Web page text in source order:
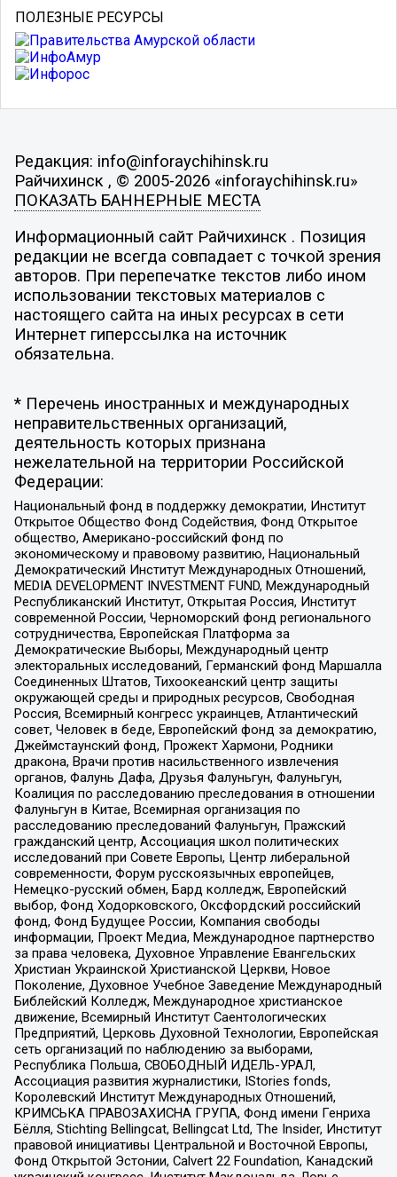
ПОЛЕЗНЫЕ РЕСУРСЫ
Редакция: info@inforaychihinsk.ru
Райчихинск , © 2005-2026 «inforaychihinsk.ru»
ПОКАЗАТЬ БАННЕРНЫЕ МЕСТА
Информационный сайт Райчихинск . Позиция
редакции не всегда совпадает с точкой зрения
авторов. При перепечатке текстов либо ином
использовании текстовых материалов с
настоящего сайта на иных ресурсах в сети
Интернет гиперссылка на источник
обязательна.
* Перечень иностранных и международных
неправительственных организаций,
деятельность которых признана
нежелательной на территории Российской
Федерации:
Национальный фонд в поддержку демократии, Институт
Открытое Общество Фонд Содействия, Фонд Открытое
общество, Американо-российский фонд по
экономическому и правовому развитию, Национальный
Демократический Институт Международных Отношений,
MEDIA DEVELOPMENT INVESTMENT FUND, Международный
Республиканский Институт, Открытая Россия, Институт
современной России, Черноморский фонд регионального
сотрудничества, Европейская Платформа за
Демократические Выборы, Международный центр
электоральных исследований, Германский фонд Маршалла
Соединенных Штатов, Тихоокеанский центр защиты
окружающей среды и природных ресурсов, Свободная
Россия, Всемирный конгресс украинцев, Атлантический
совет, Человек в беде, Европейский фонд за демократию,
Джеймстаунский фонд, Прожект Хармони, Родники
дракона, Врачи против насильственного извлечения
органов, Фалунь Дафа, Друзья Фалуньгун, Фалуньгун,
Коалиция по расследованию преследования в отношении
Фалуньгун в Китае, Всемирная организация по
расследованию преследований Фалуньгун, Пражский
гражданский центр, Ассоциация школ политических
исследований при Совете Европы, Центр либеральной
современности, Форум русскоязычных европейцев,
Немецко-русский обмен, Бард колледж, Европейский
выбор, Фонд Ходорковского, Оксфордский российский
фонд, Фонд Будущее России, Компания свободы
информации, Проект Медиа, Международное партнерство
за права человека, Духовное Управление Евангельских
Христиан Украинской Христианской Церкви, Новое
Поколение, Духовное Учебное Заведение Международный
Библейский Колледж, Международное христианское
движение, Всемирный Институт Саентологических
Предприятий, Церковь Духовной Технологии, Европейская
сеть организаций по наблюдению за выборами,
Республика Польша, СВОБОДНЫЙ ИДЕЛЬ-УРАЛ,
Ассоциация развития журналистики, IStories fonds,
Королевский Институт Международных Отношений,
КРИМСЬКА ПРАВОЗАХИСНА ГРУПА, Фонд имени Генриха
Бёлля, Stichting Bellingcat, Bellingcat Ltd, The Insider, Институт
правовой инициативы Центральной и Восточной Европы,
Фонд Открытой Эстонии, Calvert 22 Foundation, Канадский